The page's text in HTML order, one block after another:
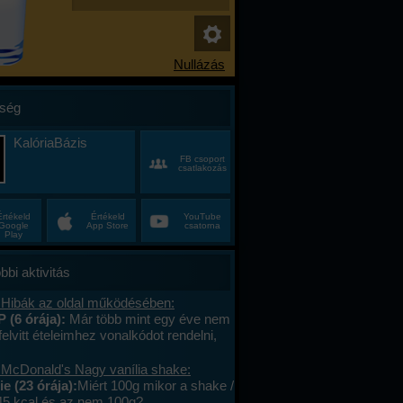
KalóriaBázis
FB csoport
csatlakozás
Play
Értékeld
App Store
YouTube
csatorna
aktivitás
az oldal működésében:
(6 órája): Már több mint egy éve nem
ételeimhez vonalkódot rendelni,
megy. A mások által megadott
le tudom olvasni , jól működik. .
cseréltem, a legújabb android fut,
Nagy vanília shake:
(23 órája):Miért 100g mikor a shake /